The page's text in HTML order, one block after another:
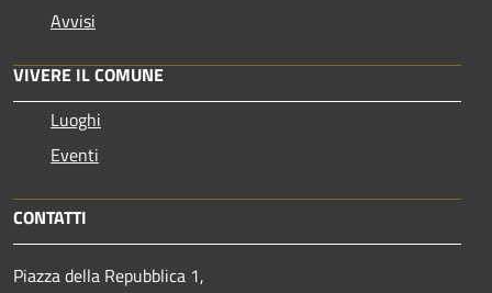
Avvisi
VIVERE IL COMUNE
Luoghi
Eventi
CONTATTI
Piazza della Repubblica 1,